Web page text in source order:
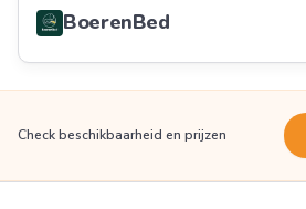
BoerenBed
Check beschikbaarheid en prijzen